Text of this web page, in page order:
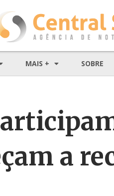
MAIS + SOBRE
a